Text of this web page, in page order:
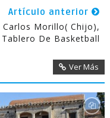
Artículo anterior
Morillo( Chijo),
De Basketball
Ver Más